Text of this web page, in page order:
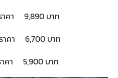
9,890 บาท
า 6,700 บาท
5,900 บาท